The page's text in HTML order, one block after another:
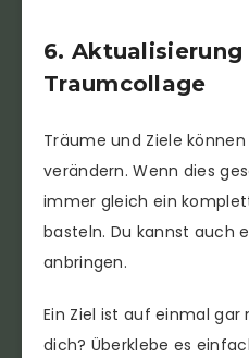
6. Aktualisierung
Traumcollage
Träume und Ziele
verändern. Wenn dies
immer gleich ein
basteln. Du kannst auch
anbringen.
Ein Ziel ist auf einmal
dich? Überklebe es